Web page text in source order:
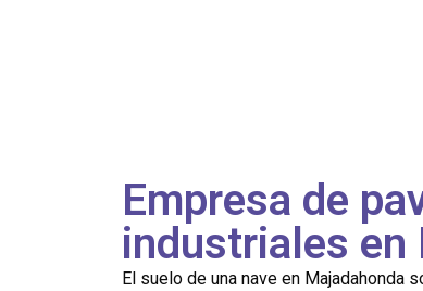
Empresa de
industriales en
El suelo de una nave en Majadahonda